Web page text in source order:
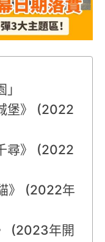
堡》 (2022
尋》 (2022
》 (2022年
(2023年開